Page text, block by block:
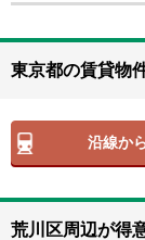
東京都の賃貸物
沿線か
荒川区周辺が得